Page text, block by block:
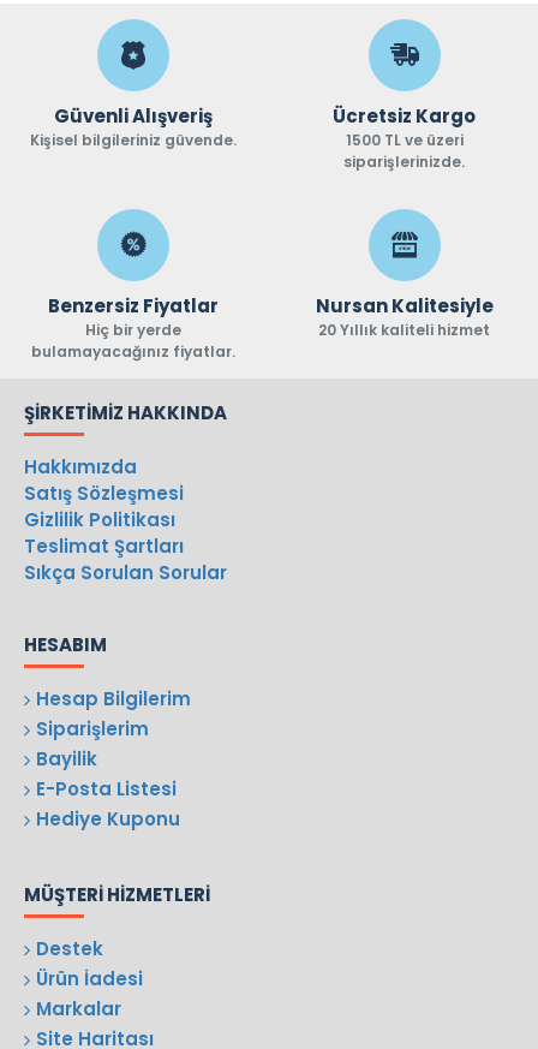
Güvenli Alışveriş
Kişisel bilgileriniz güvende.
Ücretsiz Kargo
1500 TL ve üzeri
siparişlerinizde.
Benzersiz Fiyatlar
Hiç bir yerde
bulamayacağınız fiyatlar.
Nursan Kalitesiyle
20 Yıllık kaliteli hizmet
ŞIRKETIMIZ HAKKINDA
Hakkımızda
Satış Sözleşmesi
Gizlilik Politikası
Teslimat Şartları
Sıkça Sorulan Sorular
HESABIM
Hesap Bilgilerim
Siparişlerim
Bayilik
E-Posta Listesi
Hediye Kuponu
MÜŞTERI HIZMETLERI
Destek
Ürün İadesi
Markalar
Site Haritası